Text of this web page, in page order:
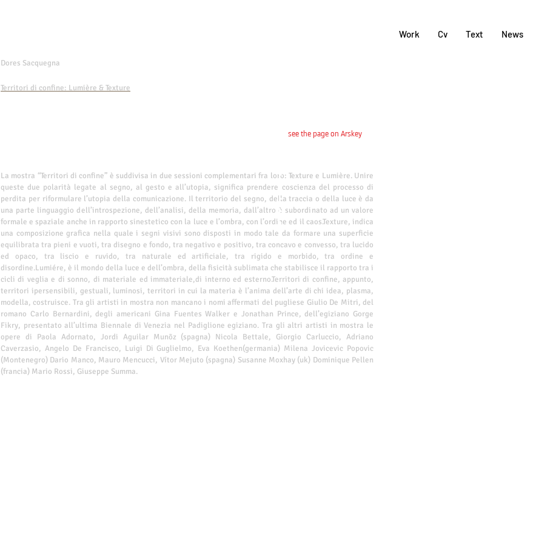
Work Cv Text News
Dores Sacquegna
Territori di confine: Lumière & Texture
La mostra “Territori di confine” è suddivisa in due sessioni complementari fra loro: Texture e Lumière. Unire
queste due polarità legate al segno, al gesto e all’utopia, significa prendere coscienza del processo di
perdita per riformulare l’utopia della comunicazione. Il territorio del segno, della traccia o della luce è da
una parte linguaggio dell’introspezione, dell’analisi, della memoria, dall’altro è subordinato ad un valore
formale e spaziale anche in rapporto sinestetico con la luce e l’ombra, con l’ordine ed il caos.Texture, indica
una composizione grafica nella quale i segni visivi sono disposti in modo tale da formare una superficie
equilibrata tra pieni e vuoti, tra disegno e fondo, tra negativo e positivo, tra concavo e convesso, tra lucido
ed opaco, tra liscio e ruvido, tra naturale ed artificiale, tra rigido e morbido, tra ordine e
disordine.Lumiére, è il mondo della luce e dell’ombra, della fisicità sublimata che stabilisce il rapporto tra i
cicli di veglia e di sonno, di materiale ed immateriale,di interno ed esterno.Territori di confine, appunto,
territori ipersensibili, gestuali, luminosi, territori in cui la materia è l’anima dell’arte di chi idea, plasma,
modella, costruisce. Tra gli artisti in mostra non mancano i nomi affermati del pugliese Giulio De Mitri, del
romano Carlo Bernardini, degli americani Gina Fuentes Walker e Jonathan Prince, dell’egiziano Gorge
Fikry, presentato all’ultima Biennale di Venezia nel Padiglione egiziano. Tra gli altri artisti in mostra le
opere di Paola Adornato, Jordi Aguilar Munõz (spagna) Nicola Bettale, Giorgio Carluccio, Adriano
Caverzasio, Angelo De Francisco, Luigi Di Guglielmo, Eva Koethen(germania) Milena Jovicevic Popovic
(Montenegro) Dario Manco, Mauro Mencucci, Vítor Mejuto (spagna) Susanne Moxhay (uk) Dominique Pellen
(francia) Mario Rossi, Giuseppe Summa.
see the page on Arskey